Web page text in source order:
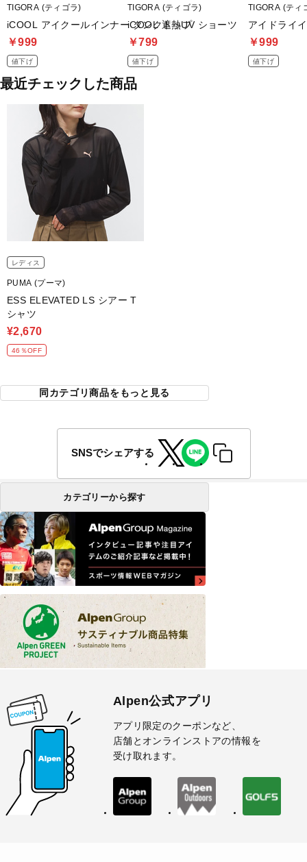
TIGORA (ティゴラ)
iCOOL アイクールインナー タンクトップ
￥999
値下げ
TIGORA (ティゴラ)
iCOOL 遮熱UV ショーツ
￥799
値下げ
TIGORA (ティ
アイドライ
￥999
値下げ
最近チェックした商品
レディス
PUMA (プーマ)
ESS ELEVATED LS シアー T
シャツ
¥2,670
46％OFF
同カテゴリ商品をもっと見る
SNSでシェアする
カテゴリーから探す
Alpen公式アプリ
アプリ限定のクーポンなど、
店舗とオンラインストアの情報を
受け取れます。